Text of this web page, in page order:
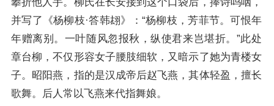
并写了《杨柳枝·答韩翃》：“杨柳枝，芳菲节。可恨年
年赠离别。一叶随风忽报秋，纵使君来岂堪折。”此处
章台柳，不仅形容女子腰肢细软，又暗示了她为青楼女
子。昭阳燕，指的是汉成帝后赵飞燕，其体轻盈，擅长
歌舞。后人常以飞燕来代指舞娘。